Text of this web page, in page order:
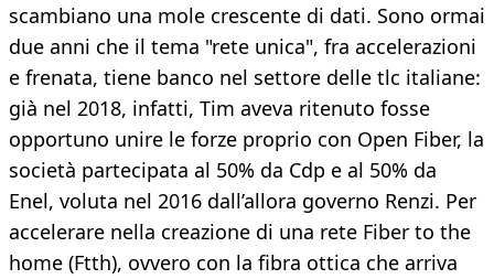
scambiano una mole crescente di dati. Sono ormai
due anni che il tema "rete unica", fra accelerazioni
e frenata, tiene banco nel settore delle tlc italiane:
già nel 2018, infatti, Tim aveva ritenuto fosse
opportuno unire le forze proprio con Open Fiber, la
società partecipata al 50% da Cdp e al 50% da
Enel, voluta nel 2016 dall’allora governo Renzi. Per
accelerare nella creazione di una rete Fiber to the
home (Ftth), ovvero con la fibra ottica che arriva